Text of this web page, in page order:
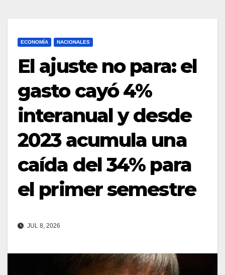
ECONOMÍA NACIONALES
El ajuste no para: el
gasto cayó 4%
interanual y desde
2023 acumula una
caída del 34% para
el primer semestre
JUL 8, 2026